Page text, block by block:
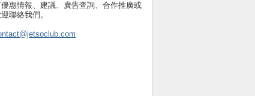
惠情報、建議、廣告查詢、合作推廣或
聯絡我們。